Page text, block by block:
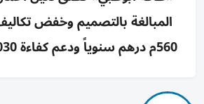
المبالغة بالتصميم وخفض
560م درهم سنوياً ودعم كفاءة 2030 والحياد 2050